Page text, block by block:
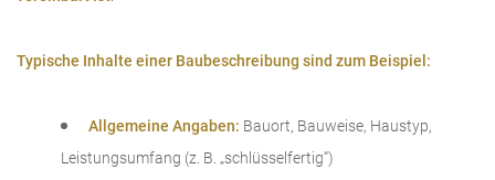
Typische Inhalte einer Baubeschreibung sind zum Beispiel:
Allgemeine Angaben: Bauort, Bauweise, Haustyp,
Leistungsumfang (z. B. „schlüsselfertig“)